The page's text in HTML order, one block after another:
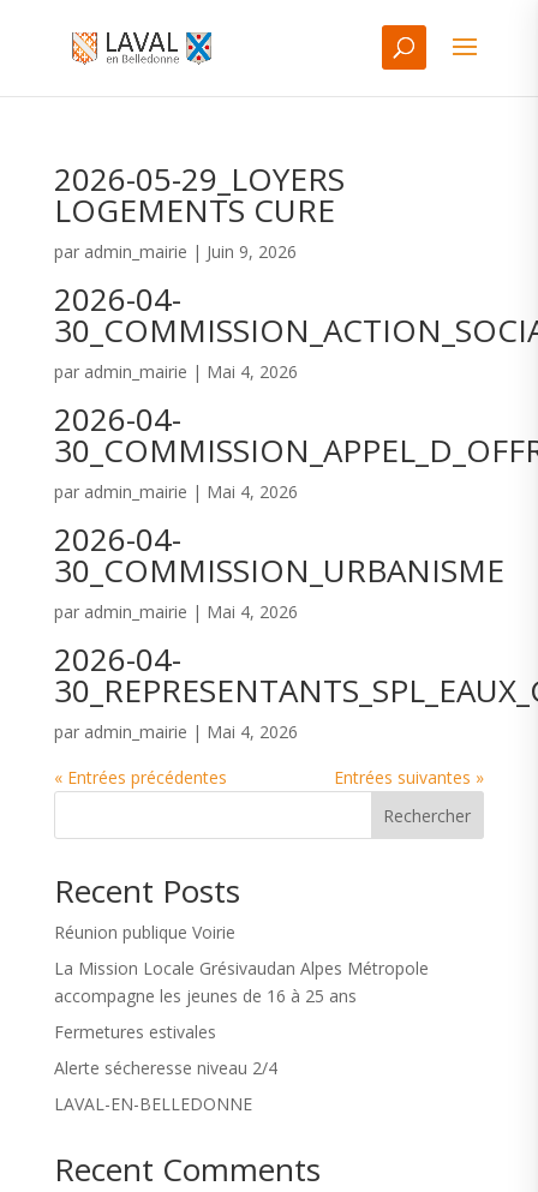
2026-05-29_LOYERS
LOGEMENTS CURE
par admin_mairie | Juin 9, 2026
2026-04-
par admin_mairie | Mai 4, 2026
2026-04-
par admin_mairie | Mai 4, 2026
2026-04-
30_COMMISSION_URBANISME
par admin_mairie | Mai 4, 2026
2026-04-
par admin_mairie | Mai 4, 2026
« Entrées précédentes
Entrées suivantes »
Rechercher
Recent Posts
Réunion publique Voirie
La Mission Locale Grésivaudan Alpes Métropole
accompagne les jeunes de 16 à 25 ans
Fermetures estivales
Alerte sécheresse niveau 2/4
LAVAL-EN-BELLEDONNE
Recent Comments